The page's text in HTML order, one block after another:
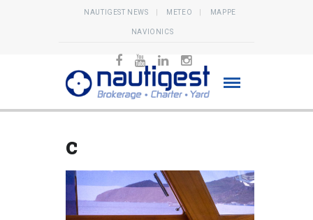
NAUTIGEST NEWS METEO MAPPE
NAVIONICS
c